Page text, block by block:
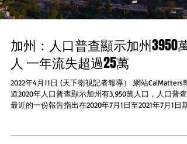
加州：人口普查顯示加州3950萬
人 一年流失超過25萬
2022年4月11日 (天下衛視記者報導） 網站CalMatters報
道2020年人口普查顯示加州有3,950萬人口，人口普查
最近的一份報告指出在2020年7月1日至2021年7月1日期